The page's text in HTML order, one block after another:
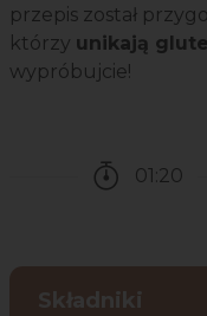
przepis został
którzy unikają
wypróbujcie!
01:20
Składniki